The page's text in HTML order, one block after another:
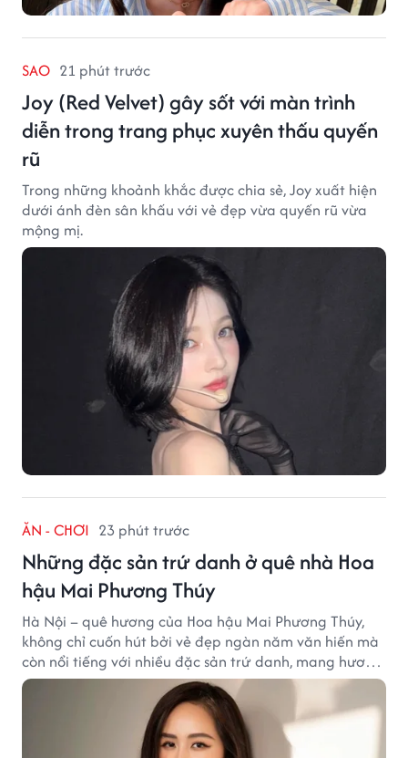
SAO 21 phút trước
Joy (Red Velvet) gây sốt với màn trình
diễn trong trang phục xuyên thấu quyến
rũ
Trong những khoảnh khắc được chia sẻ, Joy xuất hiện
dưới ánh đèn sân khấu với vẻ đẹp vừa quyến rũ vừa
mộng mị.
ĂN - CHƠI 23 phút trước
Những đặc sản trứ danh ở quê nhà Hoa
hậu Mai Phương Thúy
Hà Nội – quê hương của Hoa hậu Mai Phương Thúy,
không chỉ cuốn hút bởi vẻ đẹp ngàn năm văn hiến mà
còn nổi tiếng với nhiều đặc sản trứ danh, mang hương
vị tinh tế và đậm đà bản sắc đất kinh kỳ.